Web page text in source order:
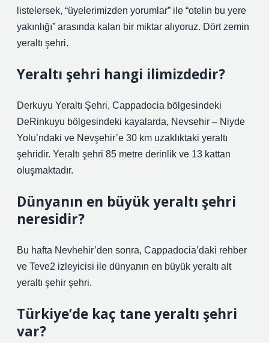
listelersek, “üyelerimizden yorumlar” ile “otelin bu yere
yakınlığı” arasında kalan bir miktar alıyoruz. Dört zemin
yeraltı şehri.
Yeraltı şehri hangi ilimizdedir?
Derkuyu Yeraltı Şehri, Cappadocia bölgesindeki
DeRinkuyu bölgesindeki kayalarda, Nevsehir – Niyde
Yolu’ndaki ve Nevşehir’e 30 km uzaklıktaki yeraltı
şehridir. Yeraltı şehri 85 metre derinlik ve 13 kattan
oluşmaktadır.
Dünyanın en büyük yeraltı şehri
neresidir?
Bu hafta Nevhehir’den sonra, Cappadocia’daki rehber
ve Teve2 izleyicisi ile dünyanın en büyük yeraltı alt
yeraltı şehir şehri.
Türkiye’de kaç tane yeraltı şehri
var?